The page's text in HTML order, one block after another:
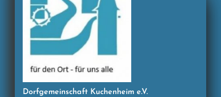
Dorfgemeinschaft Kuchenheim e.V.